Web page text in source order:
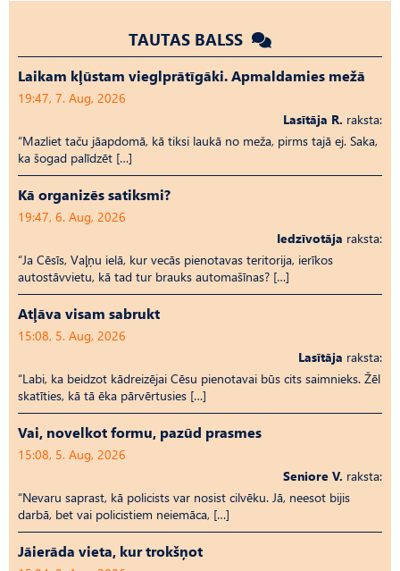
TAUTAS BALSS
Laikam kļūstam vieglprātīgāki. Apmaldamies mežā
19:47, 7. Aug, 2026
Lasītāja R. raksta:
“Mazliet taču jāapdomā, kā tiksi laukā no meža, pirms tajā ej. Saka,
ka šogad palīdzēt […]
Kā organizēs satiksmi?
19:47, 6. Aug, 2026
Iedzīvotāja raksta:
“Ja Cēsīs, Vaļņu ielā, kur vecās pienotavas teritorija, ierīkos
autostāvvietu, kā tad tur brauks automašīnas? […]
Atļāva visam sabrukt
15:08, 5. Aug, 2026
Lasītāja raksta:
“Labi, ka beidzot kādreizējai Cēsu pienotavai būs cits saimnieks. Žēl
skatīties, kā tā ēka pārvērtusies […]
Vai, novelkot formu, pazūd prasmes
15:08, 5. Aug, 2026
Seniore V. raksta:
“Nevaru saprast, kā policists var nosist cilvēku. Jā, neesot bijis
darbā, bet vai policistiem neiemāca, […]
Jāierāda vieta, kur trokšņot